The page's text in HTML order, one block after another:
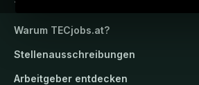
TECjobs.at
Warum TECjobs.at?
Stellenausschreibungen
Arbeitgeber entdecken